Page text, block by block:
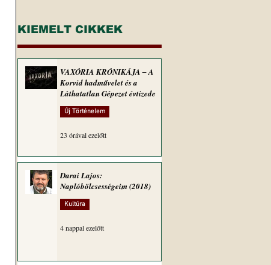
KIEMELT CIKKEK
VAXÓRIA KRÓNIKÁJA ‒ A
Korvid hadművelet és a
Láthatatlan Gépezet évtizede
Új Történelem
23 órával ezelőtt
Darai Lajos:
Naplóbölcsességeim (2018)
Kultúra
4 nappal ezelőtt